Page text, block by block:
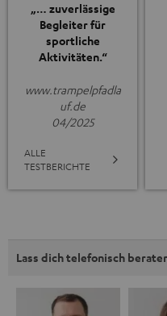
„… zuverlässige
Begleiter für
sportliche
Aktivitäten.“
www.trampelpfadla
uf.de
04/2025
ALLE
TESTBERICHTE
Lass dich telefonisch